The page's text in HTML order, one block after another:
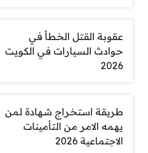
عقوبة القتل الخطأ في
حوادث السيارات في الكويت
2026
طريقة استخراج شهادة لمن
يهمه الامر من التأمينات
الاجتماعية 2026